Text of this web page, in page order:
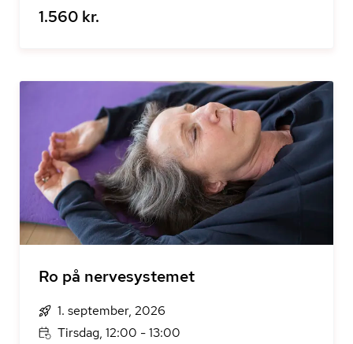
1.560 kr.
Ro på nervesystemet
1. september, 2026
Tirsdag, 12:00 - 13:00